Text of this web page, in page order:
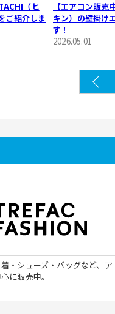
（ヒ
ご紹介しま
【エアコン販
キン）の壁掛け
す！
2026.05.01
・シューズ・バッグなど、ア
に販売中。